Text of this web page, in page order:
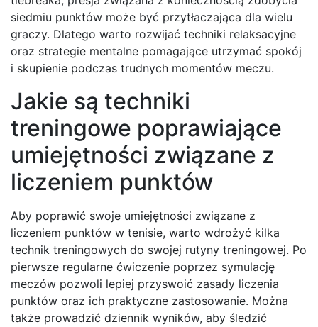
siedmiu punktów może być przytłaczająca dla wielu
graczy. Dlatego warto rozwijać techniki relaksacyjne
oraz strategie mentalne pomagające utrzymać spokój
i skupienie podczas trudnych momentów meczu.
Jakie są techniki
treningowe poprawiające
umiejętności związane z
liczeniem punktów
Aby poprawić swoje umiejętności związane z
liczeniem punktów w tenisie, warto wdrożyć kilka
technik treningowych do swojej rutyny treningowej. Po
pierwsze regularne ćwiczenie poprzez symulację
meczów pozwoli lepiej przyswoić zasady liczenia
punktów oraz ich praktyczne zastosowanie. Można
także prowadzić dziennik wyników, aby śledzić